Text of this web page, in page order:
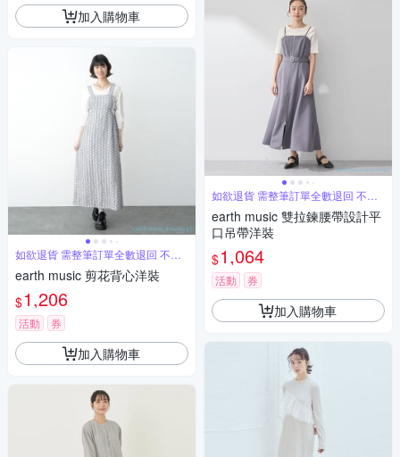
加入購物車
如欲退貨 需整筆訂單全數退回 不能
單退
earth music 剪花背心洋裝
$1,206
活動 券
加入購物車
如欲退貨 需整筆訂單全數退回 不能
單退
earth music 雙拉鍊腰帶設計平
口吊帶洋裝
$1,064
活動 券
加入購物車